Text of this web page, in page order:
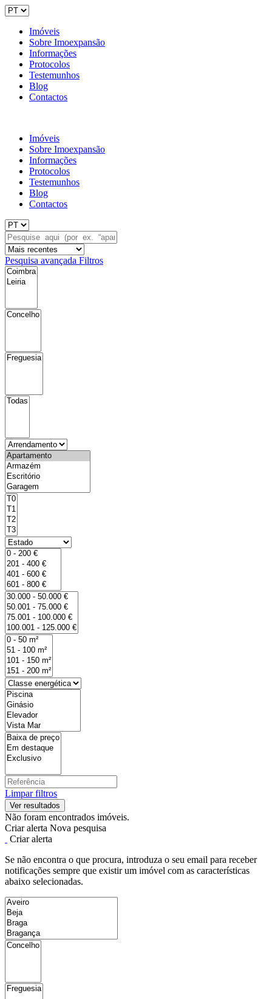
Imóveis
Sobre Imoexpansão
Informações
Protocolos
Testemunhos
Blog
Contactos
Imóveis
Sobre Imoexpansão
Informações
Protocolos
Testemunhos
Blog
Contactos
Pesquisa avançada Filtros
Limpar filtros
Não foram encontrados imóveis.
Criar alerta Nova pesquisa
Criar alerta
Se não encontra o que procura, introduza o seu email para receber
notificações sempre que existir um imóvel com as características
abaixo selecionadas.